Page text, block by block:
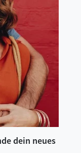
dein neues